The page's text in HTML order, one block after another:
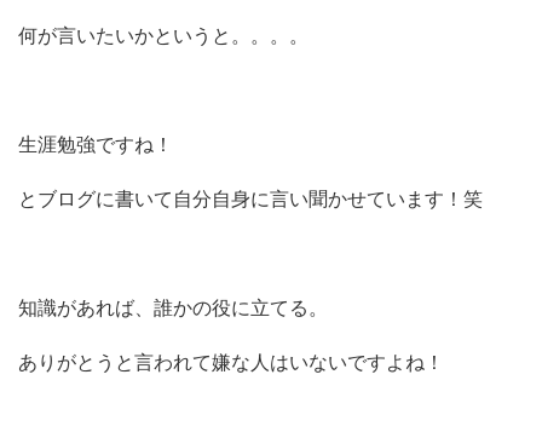
何が言いたいかというと。。。。
生涯勉強ですね！
とブログに書いて自分自身に言い聞かせています！笑
知識があれば、誰かの役に立てる。
ありがとうと言われて嫌な人はいないですよね！